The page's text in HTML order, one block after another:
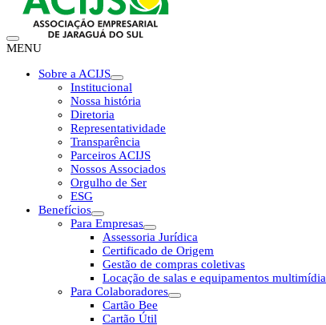
MENU
Sobre a ACIJS
Institucional
Nossa história
Diretoria
Representatividade
Transparência
Parceiros ACIJS
Nossos Associados
Orgulho de Ser
ESG
Benefícios
Para Empresas
Assessoria Jurídica
Certificado de Origem
Gestão de compras coletivas
Locação de salas e equipamentos multimídia
Para Colaboradores
Cartão Bee
Cartão Útil